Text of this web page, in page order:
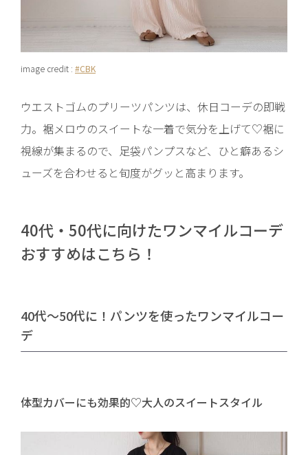
image credit : #CBK
ウエストゴムのプリーツパンツは、休日コーデの即戦
力。裾メロウのスイートな一着で気分を上げて♡裾に
視線が集まるので、足袋パンプスなど、ひと癖あるシ
ューズを合わせると旬度がグッと高まります。
40代・50代に向けたワンマイルコーデ
おすすめはこちら！
40代〜50代に！パンツを使ったワンマイルコー
デ
体型カバーにも効果的♡大人のスイートスタイル